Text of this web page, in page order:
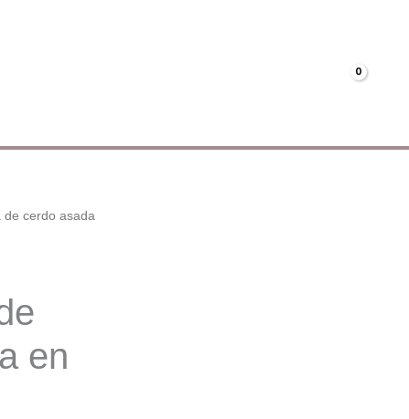
de cerdo asada
en